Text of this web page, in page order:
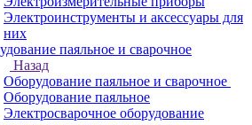
Электроинструменты и аксессуары для
них
паяльное и сварочное
Назад
Оборудование паяльное и сварочное
Оборудование паяльное
Электросварочное оборудование